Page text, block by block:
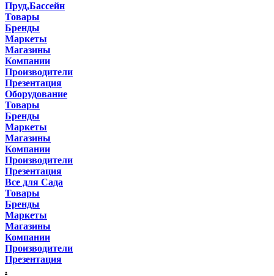
Пруд,Бассейн
Товары
Бренды
Маркеты
Магазины
Компании
Производители
Презентация
Оборудование
Товары
Бренды
Маркеты
Магазины
Компании
Производители
Презентация
Все для Сада
Товары
Бренды
Маркеты
Магазины
Компании
Производители
Презентация
.